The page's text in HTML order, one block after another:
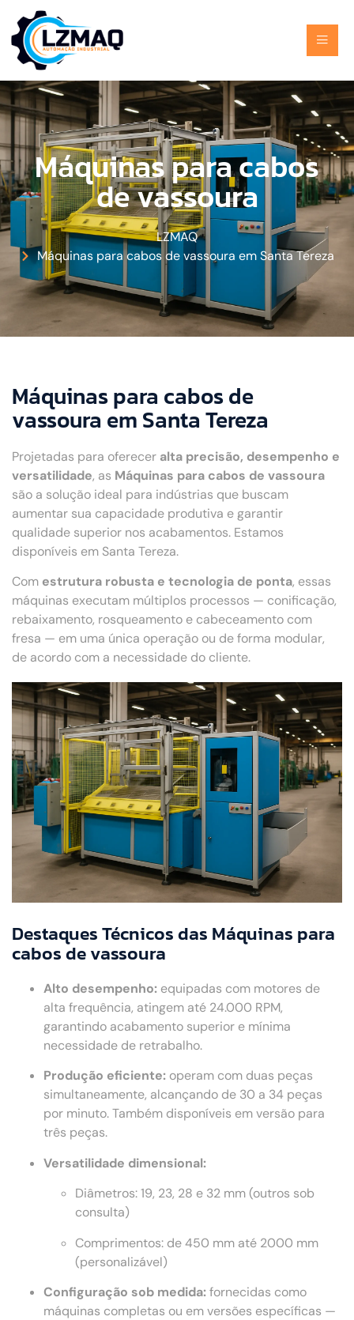
Máquinas para cabos
de vassoura
LZMAQ
Máquinas para cabos de vassoura em Santa Tereza
Máquinas para cabos de
vassoura em Santa Tereza
Projetadas para oferecer alta precisão, desempenho e
versatilidade, as Máquinas para cabos de vassoura
são a solução ideal para indústrias que buscam
aumentar sua capacidade produtiva e garantir
qualidade superior nos acabamentos. Estamos
disponíveis em Santa Tereza.
Com estrutura robusta e tecnologia de ponta, essas
máquinas executam múltiplos processos — conificação,
rebaixamento, rosqueamento e cabeceamento com
fresa — em uma única operação ou de forma modular,
de acordo com a necessidade do cliente.
Destaques Técnicos das Máquinas para
cabos de vassoura
Alto desempenho: equipadas com motores de
alta frequência, atingem até 24.000 RPM,
garantindo acabamento superior e mínima
necessidade de retrabalho.
Produção eficiente: operam com duas peças
simultaneamente, alcançando de 30 a 34 peças
por minuto. Também disponíveis em versão para
três peças.
Versatilidade dimensional:
Diâmetros: 19, 23, 28 e 32 mm (outros sob
consulta)
Comprimentos: de 450 mm até 2000 mm
(personalizável)
Configuração sob medida:fornecidas como
máquinas completas ou em versões específicas —